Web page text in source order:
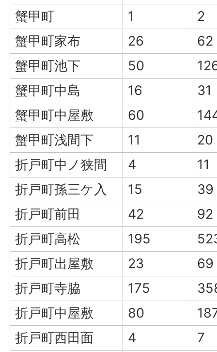
蟹甲町
1
2
蟹甲町家布
26
62
蟹甲町池下
50
蟹甲町中島
16
31
蟹甲町中屋敷
60
蟹甲町浅間下
11
20
折戸町中ノ狭間
4
11
折戸町孫三ケ入
15
39
折戸町前田
42
92
折戸町高松
195
折戸町出屋敷
23
69
折戸町寺脇
175
折戸町中屋敷
80
折戸町西田面
4 7